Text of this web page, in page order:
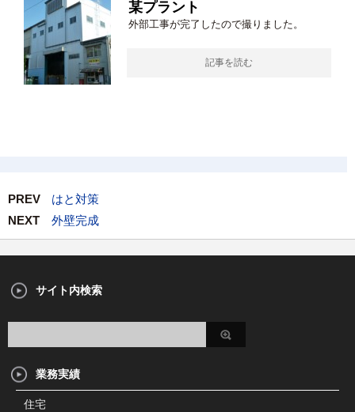
某プラント
外部工事が完了したので撮りました。
記事を読む
PREV
はと対策
NEXT
外壁完成
サイト内検索
業務実績
住宅